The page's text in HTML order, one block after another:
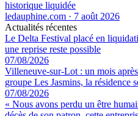
historique liquidée
ledauphine.com · 7 août 2026
Actualités récentes
Le Delta Festival placé en
une reprise reste possible
07/08/2026
Villeneuve-sur-Lot : un mois
groupe Les Jasmins, la résidence
07/08/2026
« Nous avons perdu un être